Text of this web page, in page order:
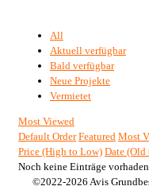
All
Aktuell verfügbar
Bald verfügbar
Neue Projekte
Vermietet
Most Viewed
Default Order Featured Most
Price (High to Low) Date (Old
Noch keine Einträge vorhaden
©2022-2026 Avis